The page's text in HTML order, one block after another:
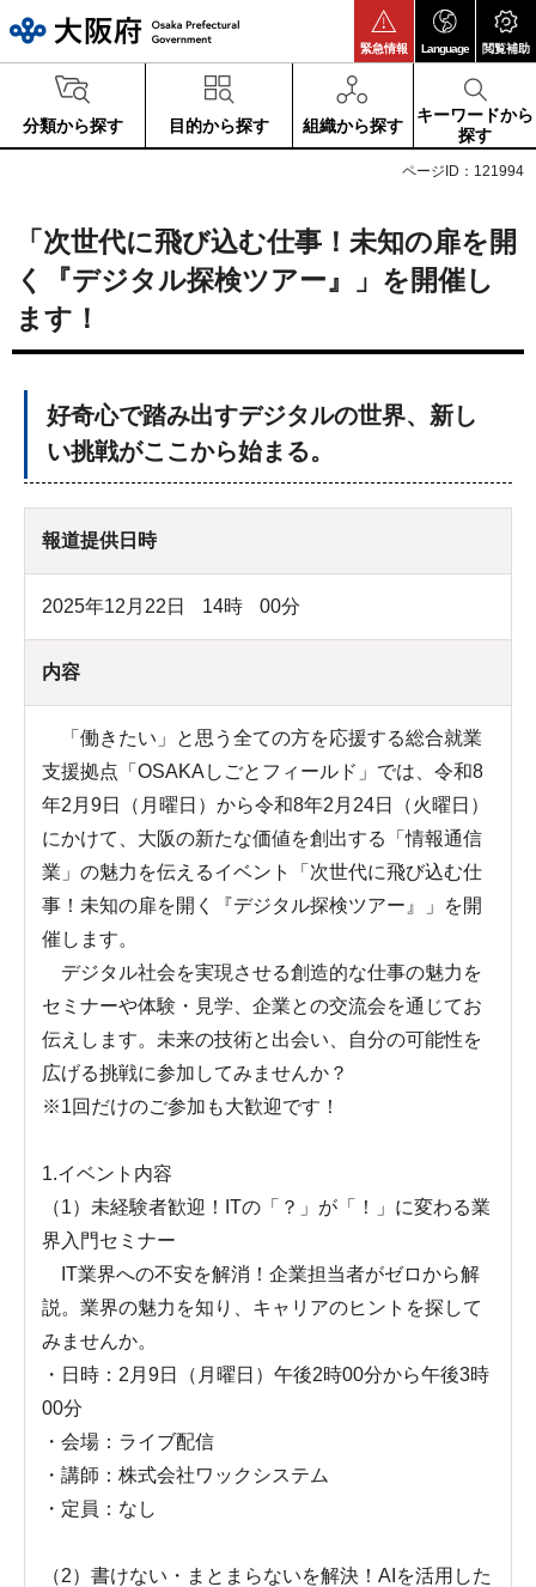
緊急情報 Language 閲覧補助
分類から探す 目的から探す 組織から探す
キーワードから
探す
ページID：121994
「次世代に飛び込む仕事！未知の扉を開
く『デジタル探検ツアー』」を開催し
ます！
好奇心で踏み出すデジタルの世界、新し
い挑戦がここから始まる。
報道提供日時
2025年12月22日 14時 00分
内容
「働きたい」と思う全ての方を応援する総合就業
支援拠点「OSAKAしごとフィールド」では、令和8
年2月9日（月曜日）から令和8年2月24日（火曜日）
にかけて、大阪の新たな価値を創出する「情報通信
業」の魅力を伝えるイベント「次世代に飛び込む仕
事！未知の扉を開く『デジタル探検ツアー』」を開
催します。
デジタル社会を実現させる創造的な仕事の魅力を
セミナーや体験・見学、企業との交流会を通じてお
伝えします。未来の技術と出会い、自分の可能性を
広げる挑戦に参加してみませんか？
※1回だけのご参加も大歓迎です！
1.イベント内容
（1）未経験者歓迎！ITの「？」が「！」に変わる業
界入門セミナー
IT業界への不安を解消！企業担当者がゼロから解
説。業界の魅力を知り、キャリアのヒントを探して
みませんか。
・日時：2月9日（月曜日）午後2時00分から午後3時
00分
・会場：ライブ配信
・講師：株式会社ワックシステム
・定員：なし
（2）書けない・まとまらないを解決！AIを活用した